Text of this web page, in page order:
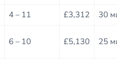
4 – 11 £3,312
30 мин
6 – 10 £5,130 25